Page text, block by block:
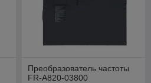
Преобразователь частоты
FR-A820-03800